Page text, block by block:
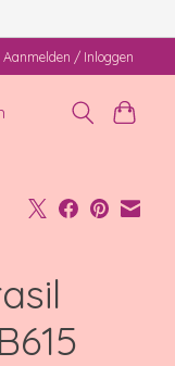
Aanmelden / Inloggen